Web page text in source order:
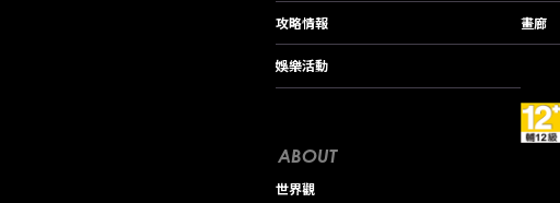
攻略情報
娛樂活動
ABOUT
世界觀
畫廊